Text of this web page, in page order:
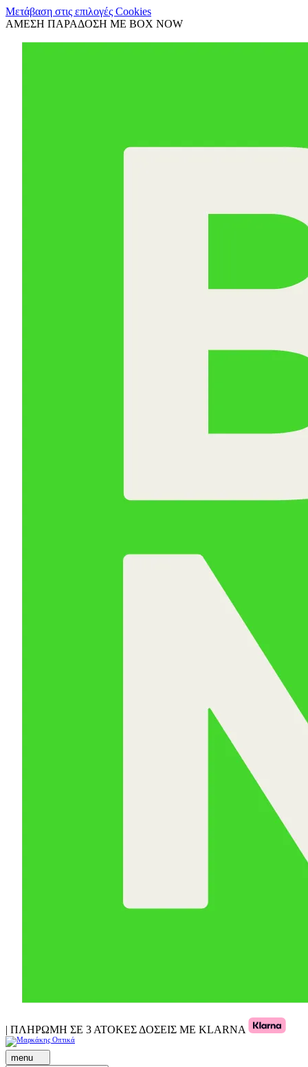
Μετάβαση στις επιλογές Cookies
ΑΜΕΣΗ ΠΑΡΑΔΟΣΗ ΜΕ BOX NOW
| ΠΛΗΡΩΜΗ ΣΕ 3 ΑΤΟΚΕΣ ΔΟΣΕΙΣ ΜΕ KLARNA
menu